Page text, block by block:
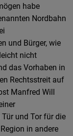
habe
Nordbahn
und Bürger, wie
nicht
das Vorhaben in
Rechtsstreit auf
Manfred Will
und Tor für die
in andere